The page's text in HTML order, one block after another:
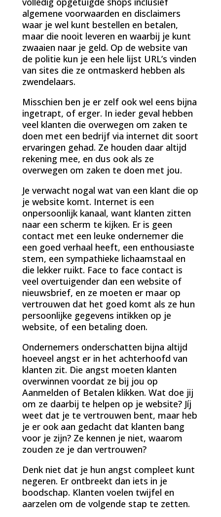
algemene voorwaarden en disclaimers
waar je wel kunt bestellen en betalen,
maar die nooit leveren en waarbij je kunt
zwaaien naar je geld. Op de website van
de politie kun je een hele lijst URL’s vinden
van sites die ze ontmaskerd hebben als
zwendelaars.
Misschien ben je er zelf ook wel eens bijna
ingetrapt, of erger. In ieder geval hebben
veel klanten die overwegen om zaken te
doen met een bedrijf via internet dit soort
ervaringen gehad. Ze houden daar altijd
rekening mee, en dus ook als ze
overwegen om zaken te doen met jou.
Je verwacht nogal wat van een klant die op
je website komt. Internet is een
onpersoonlijk kanaal, want klanten zitten
naar een scherm te kijken. Er is geen
contact met een leuke ondernemer die
een goed verhaal heeft, een enthousiaste
stem, een sympathieke lichaamstaal en
die lekker ruikt. Face to face contact is
veel overtuigender dan een website of
nieuwsbrief, en ze moeten er maar op
vertrouwen dat het goed komt als ze hun
persoonlijke gegevens intikken op je
website, of een betaling doen.
Ondernemers onderschatten bijna altijd
hoeveel angst er in het achterhoofd van
klanten zit. Die angst moeten klanten
overwinnen voordat ze bij jou op
Aanmelden of Betalen klikken. Wat doe jij
om ze daarbij te helpen op je website? Jíj
weet dat je te vertrouwen bent, maar heb
je er ook aan gedacht dat klanten bang
voor je zijn? Ze kennen je niet, waarom
zouden ze je dan vertrouwen?
Denk niet dat je hun angst compleet kunt
negeren. Er ontbreekt dan iets in je
boodschap. Klanten voelen twijfel en
aarzelen om de volgende stap te zetten.